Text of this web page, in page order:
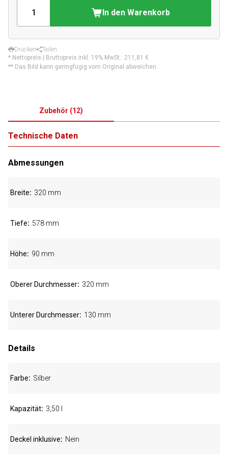
In den Warenkorb
Drucken
Teilen
* Nettopreis | Bruttopreis inkl. 19% MwSt.: 211,81 €
** Das Bild kann geringfügig vom Original abweichen.
Zubehör (12)
Technische Daten
Abmessungen
Breite 320 mm
Tiefe 578 mm
Höhe 90 mm
Oberer Durchmesser 320 mm
Unterer Durchmesser 130 mm
Details
Farbe Silber
Kapazität 3,50 l
Deckel inklusive Nein